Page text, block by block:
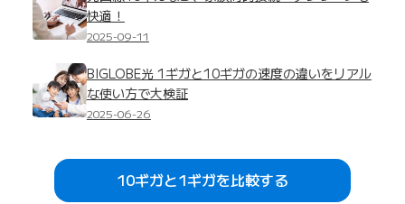
快適！
2025-09-11
BIGLOBE光 1ギガと10ギガの速度の違いをリアル
な使い方で大検証
2025-06-26
10ギガと1ギガを比較する